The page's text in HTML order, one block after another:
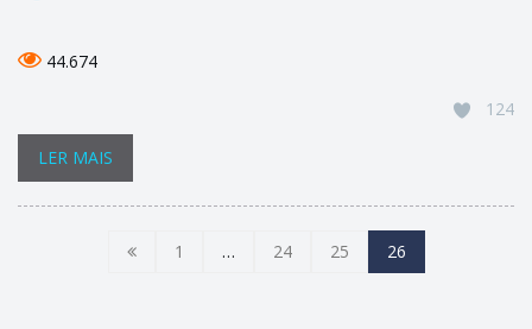
44.674
124
LER MAIS
1 … 24 25 26